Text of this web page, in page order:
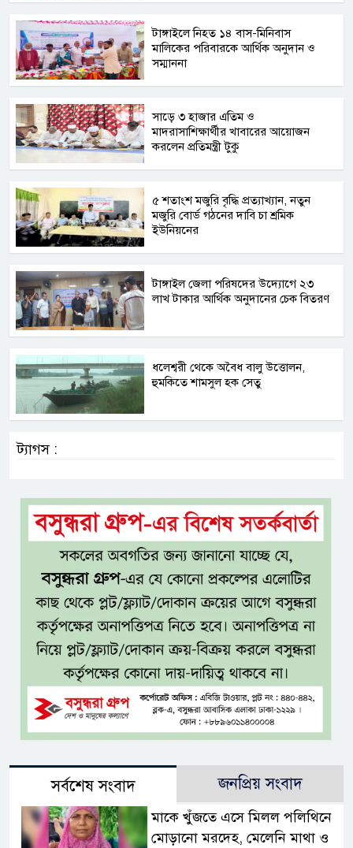
টাঙ্গাইলে নিহত ১৪ বাস-মিনিবাস
মালিকের পরিবারকে আর্থিক অনুদান ও
সম্মাননা
সাড়ে ৩ হাজার এতিম ও
মাদরাসাশিক্ষার্থীর খাবারের আয়োজন
করলেন প্রতিমন্ত্রী টুকু
৫ শতাংশ মজুরি বৃদ্ধি প্রত্যাখ্যান, নতুন
মজুরি বোর্ড গঠনের দাবি চা শ্রমিক
ইউনিয়নের
টাঙ্গাইল জেলা পরিষদের উদ্যোগে ২৩
লাখ টাকার আর্থিক অনুদানের চেক বিতরণ
ধলেশ্বরী থেকে অবৈধ বালু উত্তোলন,
হুমকিতে শামসুল হক সেতু
ট্যাগস :
সর্বশেষ সংবাদ জনপ্রিয় সংবাদ
মাকে খুঁজতে এসে মিলল পলিথিনে
মোড়ানো মরদেহ, মেলেনি মাথা ও